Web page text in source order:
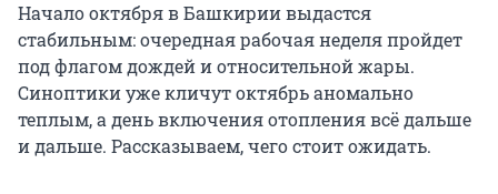
Начало октября в Башкирии выдастся
стабильным: очередная рабочая неделя пройдет
под флагом дождей и относительной жары.
Синоптики уже кличут октябрь аномально
теплым, а день включения отопления всё дальше
и дальше. Рассказываем, чего стоит ожидать.